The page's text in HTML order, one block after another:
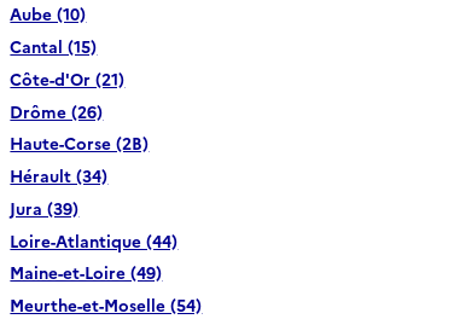
Aube (10)
Cantal (15)
Côte-d'Or (21)
Drôme (26)
Haute-Corse (2B)
Hérault (34)
Jura (39)
Loire-Atlantique (44)
Maine-et-Loire (49)
Meurthe-et-Moselle (54)